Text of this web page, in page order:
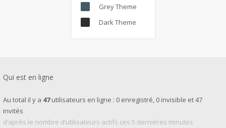
Grey Theme
Dark Theme
Qui est en ligne
Au total il y a 47utilisateurs en ligne : 0 enregistré, 0 invisible et 47
invités
d’après le nombre d’utilisateurs actifs ces 5 dernières minutes